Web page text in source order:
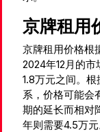
京牌租用
京牌租用价格根
2024年12月的
1.8万元之间。
系，价格可能会
期的延长而相对
年则需要4.5万